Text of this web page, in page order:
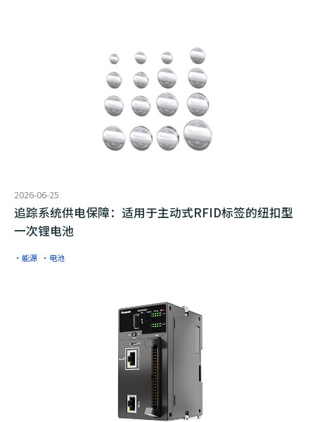
2026-06-25
追踪系统供电保障：适用于主动式RFID标签的纽扣型
一次锂电池
·能源 ·电池